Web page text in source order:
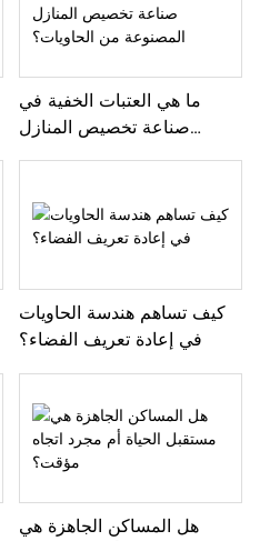
ما هي العتبات الخفية في
صناعة تخصيص المنازل
كيف تساهم هندسة الحاويات
في إعادة تعريف الفضاء؟
هل المساكن الجاهزة هي